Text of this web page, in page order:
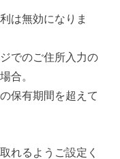
は無効になりま
でのご住所入力の
合。
保有期間を超えて
れるようご設定く